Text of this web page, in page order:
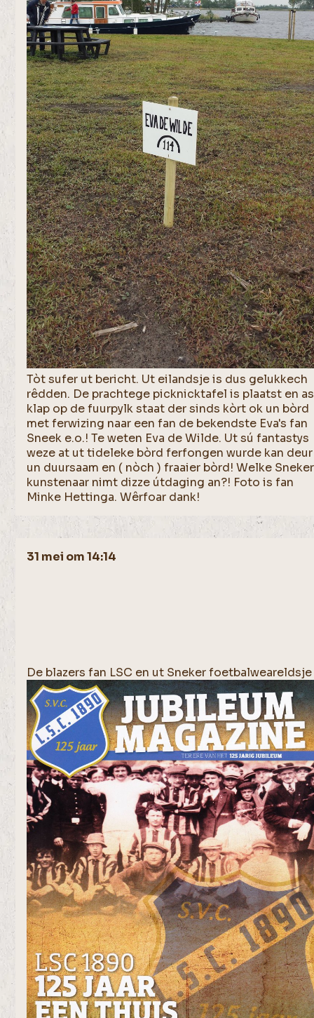
Tòt sufer ut bericht. Ut eilandsje is dus gelukkech
rêdden. De prachtege picknicktafel is plaatst en as
klap op de fuurpylk staat der sinds kòrt ok un bòrd
met ferwizing naar een fan de bekendste Eva's fan
Sneek e.o.! Te weten Eva de Wilde. Ut sú fantastys
weze at ut tideleke bòrd ferfongen wurde kan deur
un duursaam en ( nòch ) fraaier bòrd! Welke Sneker
kunstenaar nimt dizze útdaging an?! Foto is fan
Minke Hettinga. Wêrfoar dank!
31 mei om 14:14
De blazers fan LSC en ut Sneker foetbalweareldsje